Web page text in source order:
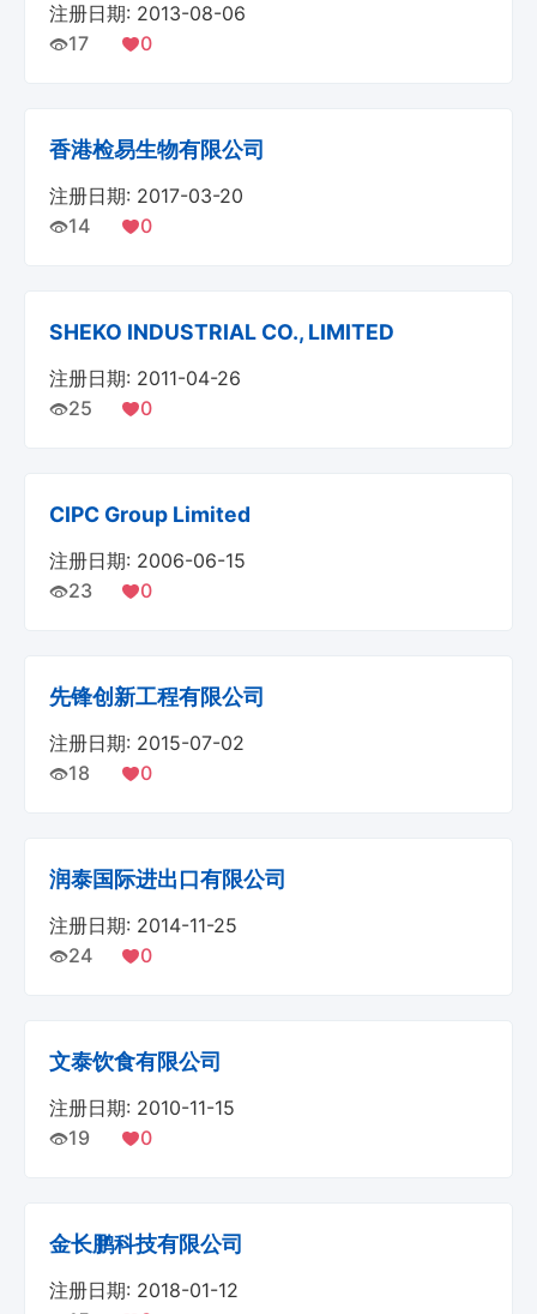
注册日期: 2013-08-06
17
0
香港检易生物有限公司
注册日期: 2017-03-20
14
0
SHEKO INDUSTRIAL CO., LIMITED
注册日期: 2011-04-26
25
0
CIPC Group Limited
注册日期: 2006-06-15
23
0
先锋创新工程有限公司
注册日期: 2015-07-02
18
0
润泰国际进出口有限公司
注册日期: 2014-11-25
24
0
文泰饮食有限公司
注册日期: 2010-11-15
19
0
金长鹏科技有限公司
注册日期: 2018-01-12